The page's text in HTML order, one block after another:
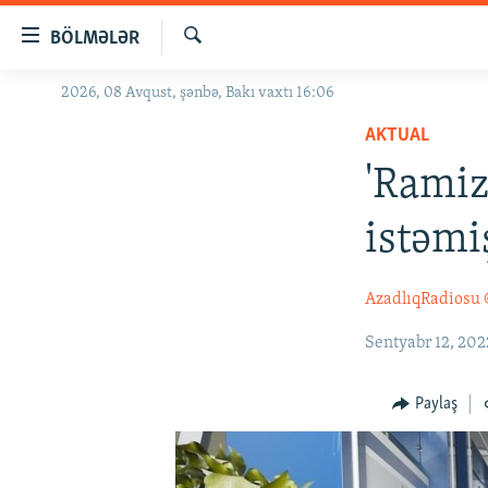
BÖLMƏLƏR
GÜNDƏM
Axtar
2026, 08 Avqust, şənbə, Bakı vaxtı 16:06
AKTUAL
AzadlıqRadiosu
Sentyabr 12,
Paylaş